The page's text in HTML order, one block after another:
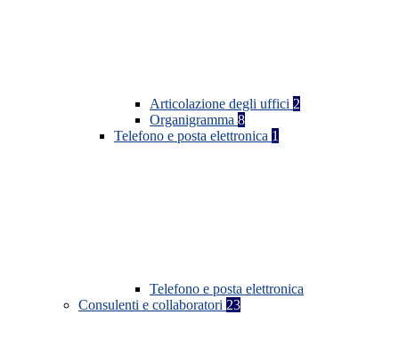
Articolazione degli uffici 2
Organigramma 8
Telefono e posta elettronica 1
Telefono e posta elettronica
Consulenti e collaboratori 23